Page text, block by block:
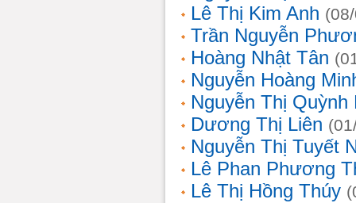
Lê Thị Kim Anh
Trần Nguyễn
Hoàng Nhật Tân
Nguyễn Hoàng
Nguyễn Thị Quỳnh
Dương Thị Liên
Nguyễn Thị Tuyết
Lê Phan Phương
Lê Thị Hồng Thúy